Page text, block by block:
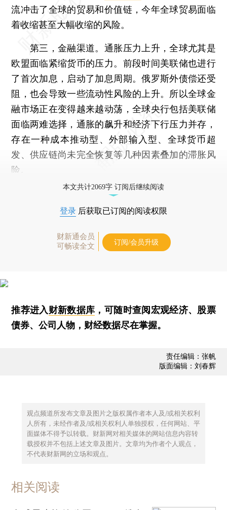
流冲击了全球的贸易和价值链，今年全球贸易面临
着收缩甚至大幅收缩的风险。
第三，金融渠道。通胀压力上升，全球尤其是
欧盟面临紧缩货币的压力。前段时间美联储也进行
了首次加息，启动了加息周期。俄罗斯外债偿还受
阻，也会导致一些流动性风险的上升。所以全球金
融市场正在变得越来越动荡，全球央行包括美联储
面临两难选择，通胀的飙升和经济下行压力并存，
存在一种成本推动型、外部输入型、全球货币超
发、供应链尚未完全恢复等几种因素叠加的滞胀风
险。
本文共计2069字 订阅后继续阅读
登录 后获取已订阅的阅读权限
财新通会员
可畅读全文
订阅/会员升级
推荐进入财新数据库 ，可随时查阅宏观经济、股票
债券、公司人物，财经数据尽在掌握。
责任编辑：张帆
版面编辑：刘春辉
观点频道所发布文章及图片之版权属作者本人及/或相关权利
人所有，未经作者及/或相关权利人单独授权，任何网站、平
面媒体不得予以转载。财新网对相关媒体的网站信息内容转
载授权并不包括上述文章及图片。文章均为作者个人观点，
不代表财新网的立场和观点。
相关阅读